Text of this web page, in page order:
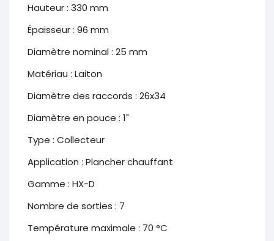
Hauteur : 330 mm
Épaisseur : 96 mm
Diamètre nominal : 25 mm
Matériau : Laiton
Diamètre des raccords : 26x34
Diamètre en pouce : 1"
Type : Collecteur
Application : Plancher chauffant
Gamme : HX-D
Nombre de sorties : 7
Température maximale : 70 °C